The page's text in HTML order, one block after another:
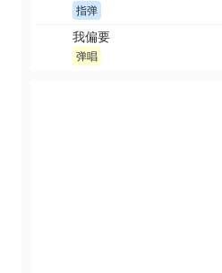
指弹
我偏要
弹唱